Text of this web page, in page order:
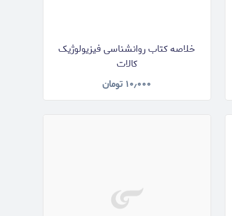
خلاصه کتاب روانشناسی فیزیولوژیک
کالات
۱۰٫۰۰۰ تومان